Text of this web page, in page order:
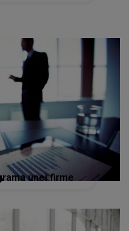
unei firme